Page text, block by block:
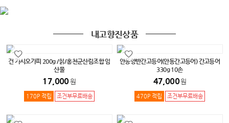
내고향진상품
건 가시오가피 200g /칡/홍천군산림조합 임
산물
17,000원
170P 적립 조건부무료배송
안동양반간고등어(안동간고등어) 간고등어
330g 10손
47,000원
470P 적립 조건부무료배송